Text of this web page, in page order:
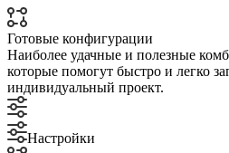
Готовые конфигурации
Наиболее удачные и полезные
которые помогут быстро и легко
индивидуальный проект.
Настройки